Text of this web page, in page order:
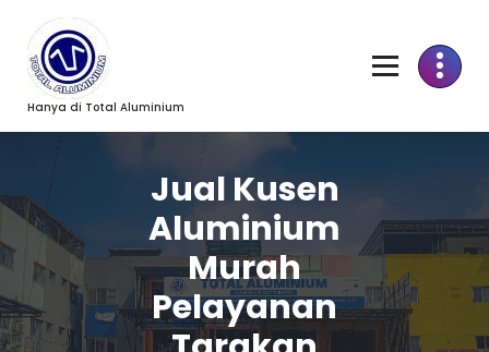
Content
Hanya di Total Aluminium
Jual Kusen
Aluminium
Murah
Pelayanan